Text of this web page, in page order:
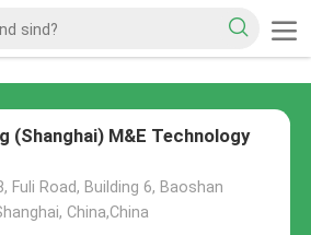
(Shanghai) M&E Technology
Fuli Road, Building 6, Baoshan
China,China